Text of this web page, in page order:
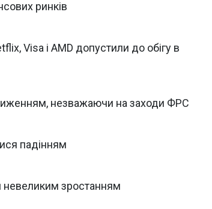
ринків
Visa і AMD допустили до обігу в
незважаючи на заходи ФРС
падінням
невеликим зростанням